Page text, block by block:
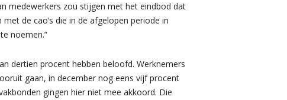
medewerkers zou stijgen met het eindbod dat
de cao’s die in de afgelopen periode in
noemen.”
dertien procent hebben beloofd. Werknemers
gaan, in december nog eens vijf procent
gingen hier niet mee akkoord. Die